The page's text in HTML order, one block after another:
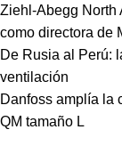
Ziehl-Abegg North
como directora de
De Rusia al Perú:
ventilación
Danfoss amplía la
QM tamaño L